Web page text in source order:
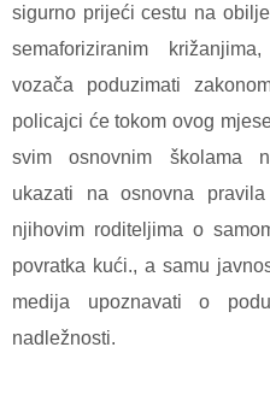
sigurno prijeći cestu na
semaforiziranim
vozača poduzimati
policajci će tokom ovog
svim osnovnim školama
ukazati na osnovna
njihovim roditeljima o
povratka kući., a samu
medija upoznavati o
nadležnosti.